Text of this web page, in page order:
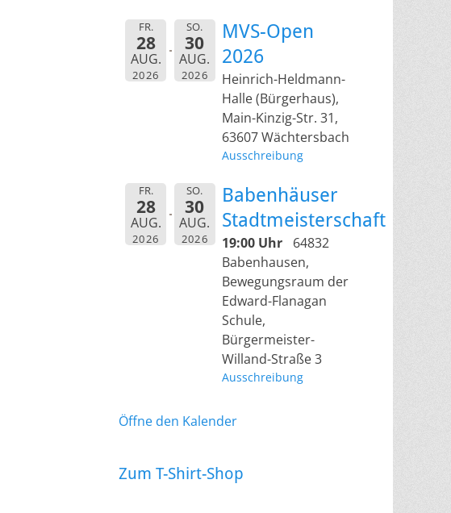
FR.
28
AUG.
2026
SO.
30
AUG.
2026
MVS-Open
2026
Heinrich-Heldmann-
Halle (Bürgerhaus),
Main-Kinzig-Str. 31,
63607 Wächtersbach
Ausschreibung
FR.
28
AUG.
2026
SO.
30
AUG.
2026
Babenhäuser
Stadtmeisterschaft
19:00 Uhr
64832
Babenhausen,
Bewegungsraum der
Edward-Flanagan
Schule,
Bürgermeister-
Willand-Straße 3
Ausschreibung
Öffne den Kalender
Zum T-Shirt-Shop